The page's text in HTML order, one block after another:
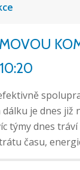
je dnes
týmy dnes
času,